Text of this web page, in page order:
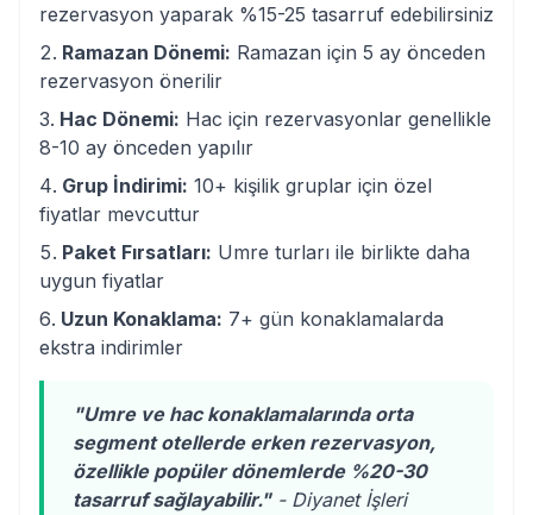
rezervasyon yaparak %15-25 tasarruf edebilirsiniz
Ramazan Dönemi: Ramazan için 5 ay önceden
rezervasyon önerilir
Hac Dönemi: Hac için rezervasyonlar genellikle
8-10 ay önceden yapılır
Grup İndirimi: 10+ kişilik gruplar için özel
fiyatlar mevcuttur
Paket Fırsatları: Umre turları ile birlikte daha
uygun fiyatlar
Uzun Konaklama: 7+ gün konaklamalarda
ekstra indirimler
"Umre ve hac konaklamalarında orta
segment otellerde erken rezervasyon,
özellikle popüler dönemlerde %20-30
tasarruf sağlayabilir."- Diyanet İşleri